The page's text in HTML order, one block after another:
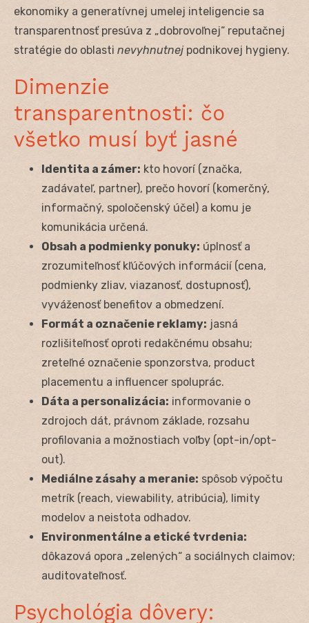
ekonomiky a generatívnej umelej inteligencie sa
transparentnosť presúva z „dobrovoľnej“ reputačnej
stratégie do oblasti nevyhnutnejpodnikovej hygieny.
Dimenzie
transparentnosti: čo
všetko musí byť jasné
Identita a zámer: kto hovorí (značka,
zadávateľ, partner), prečo hovorí (komerčný,
informačný, spoločenský účel) a komu je
komunikácia určená.
Obsah a podmienky ponuky: úplnosť a
zrozumiteľnosť kľúčových informácií (cena,
podmienky zliav, viazanosť, dostupnosť),
vyváženosť benefitov a obmedzení.
Formát a označenie reklamy: jasná
rozlišiteľnosť oproti redakčnému obsahu;
zreteľné označenie sponzorstva, product
placementu a influencer spoluprác.
Dáta a personalizácia: informovanie o
zdrojoch dát, právnom základe, rozsahu
profilovania a možnostiach voľby (opt-in/opt-
out).
Mediálne zásahy a meranie: spôsob výpočtu
metrík (reach, viewability, atribúcia), limity
modelov a neistota odhadov.
Environmentálne a etické tvrdenia:
dôkazová opora „zelených“ a sociálnych claimov;
auditovateľnosť.
Psychológia dôvery: